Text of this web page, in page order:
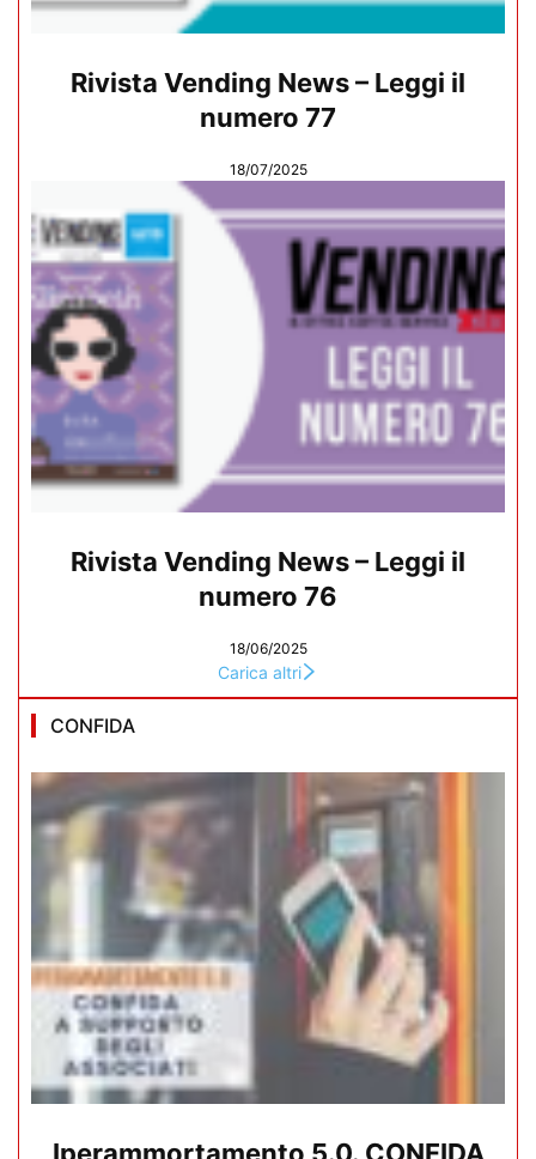
Rivista Vending News – Leggi il
numero 77
18/07/2025
Rivista Vending News – Leggi il
numero 76
18/06/2025
Carica altri
CONFIDA